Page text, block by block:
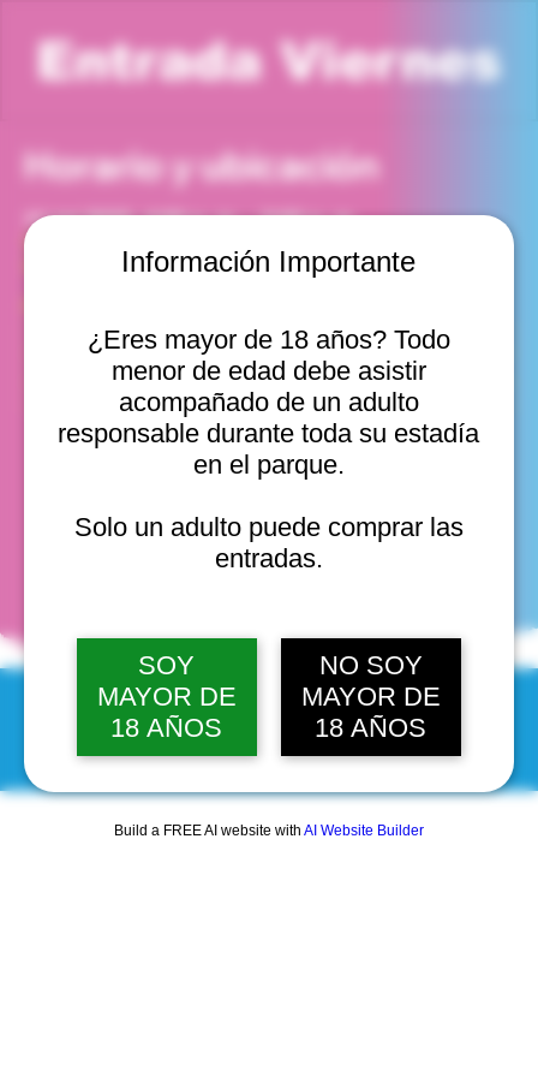
Información Importante
¿Eres mayor de 18 años? Todo
menor de edad debe asistir
acompañado de un adulto
responsable durante toda su estadía
en el parque.
Solo un adulto puede comprar las
entradas.
SOY
MAYOR DE
18 AÑOS
NO SOY
MAYOR DE
18 AÑOS
Build a FREE AI website with AI Website Builder
Entrada Viernes
Horario y ubicación
11 jul 2025, 4:00 p. m. – 5:00 p. m.
Viña del Mar, Cam. Internacional 2440, Viña del Mar,
Valparaíso, Chile
vie, 14 ago, 10:00 a. m.
vie, 14 ago, 11:00 a. m.
vie, 14 ago, 12:00 p. m.
Ver 11
fechas
© 2025 by Scantastic.